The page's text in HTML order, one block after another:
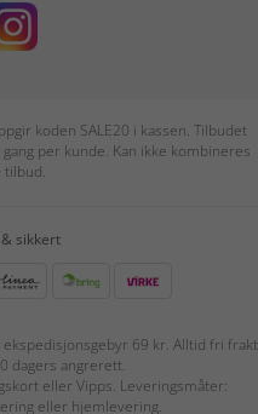
koden SALE20 i kassen. Tilbudet
per kunde. Kan ikke kombineres
tilbud.
sikkert
69 kr. Alltid fri frakt
dagers angrerett.
eller Vipps. Leveringsmåter:
eller hjemlevering.